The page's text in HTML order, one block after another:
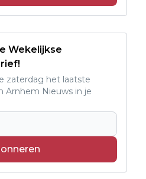
Wekelijkse
zaterdag het laatste
Arnhem Nieuws in je